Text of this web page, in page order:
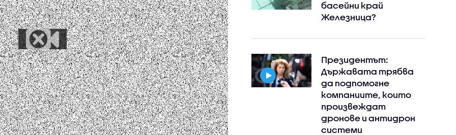
басейни край
Железница?
Президентът:
Държавата трябва
да подпомогне
компаниите, които
произвеждат
дронове и антидрон
системи